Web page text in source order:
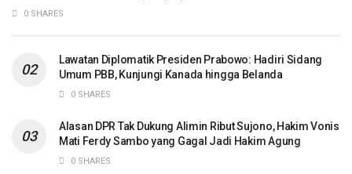
0 SHARES
Lawatan Diplomatik Presiden Prabowo: Hadiri Sidang
Umum PBB, Kunjungi Kanada hingga Belanda
0 SHARES
Alasan DPR Tak Dukung Alimin Ribut Sujono, Hakim Vonis
Mati Ferdy Sambo yang Gagal Jadi Hakim Agung
0 SHARES